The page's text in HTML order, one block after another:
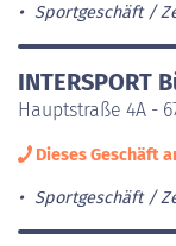
Sportgeschäft
INTERSPORT
Hauptstraße 4A -
Dieses Geschäft
Sportgeschäft